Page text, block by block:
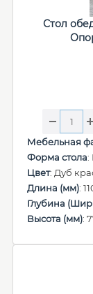
Стол
Мебельная
Форма стола:
Цвет: Дуб
Длина (мм):
Глубина
Высота (мм):